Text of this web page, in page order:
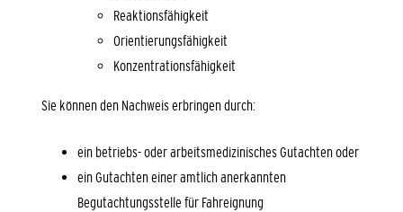
Reaktionsfähigkeit
Orientierungsfähigkeit
Konzentrationsfähigkeit
Sie können den Nachweis erbringen durch:
ein betriebs- oder arbeitsmedizinisches Gutachten oder
ein Gutachten einer amtlich anerkannten
Begutachtungsstelle für Fahreignung